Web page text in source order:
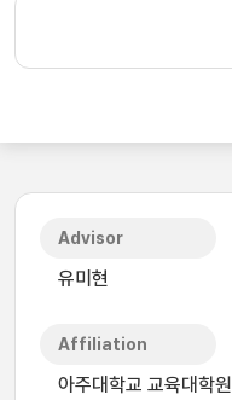
Advisor
유미현
Affiliation
아주대학교 교육대학원